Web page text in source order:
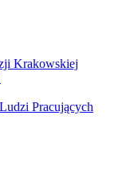
Krakowskiej
Pracujących